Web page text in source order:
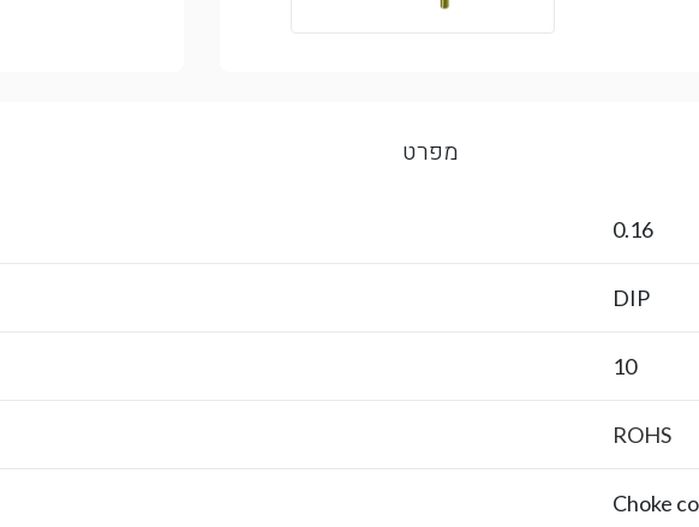
מפרט
0.16
DIP
10
ROHS
Choke